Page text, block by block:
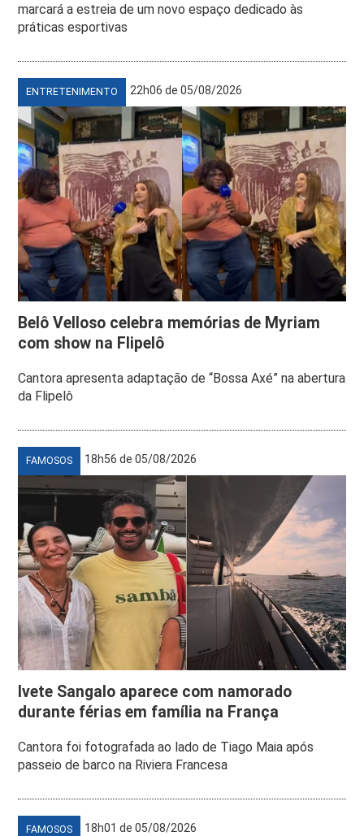
marcará a estreia de um novo espaço dedicado às
práticas esportivas
ENTRETENIMENTO 22h06 de 05/08/2026
Belô Velloso celebra memórias de Myriam
com show na Flipelô
Cantora apresenta adaptação de “Bossa Axé” na abertura
da Flipelô
FAMOSOS 18h56 de 05/08/2026
Ivete Sangalo aparece com namorado
durante férias em família na França
Cantora foi fotografada ao lado de Tiago Maia após
passeio de barco na Riviera Francesa
FAMOSOS 18h01 de 05/08/2026